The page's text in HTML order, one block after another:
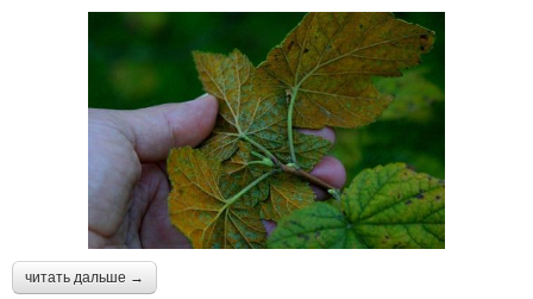
читать дальше →